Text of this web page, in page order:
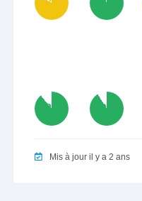
82 91
89 91
Mis à jour il y a 2 ans